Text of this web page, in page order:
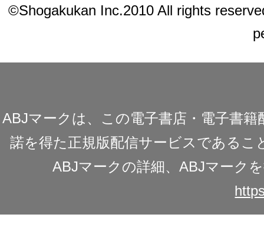
©Shogakukan Inc.2010 All rights
ABJマークは、この電子書店・電子書
諾を得た正規版配信サービスであるこ
ABJマークの詳細、ABJマーク